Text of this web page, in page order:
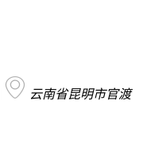
云南省昆明市官渡